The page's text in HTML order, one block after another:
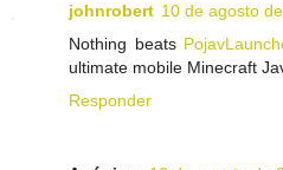
johnrobert 10 de agosto
Nothing beats
ultimate mobile Minecraft
Responder